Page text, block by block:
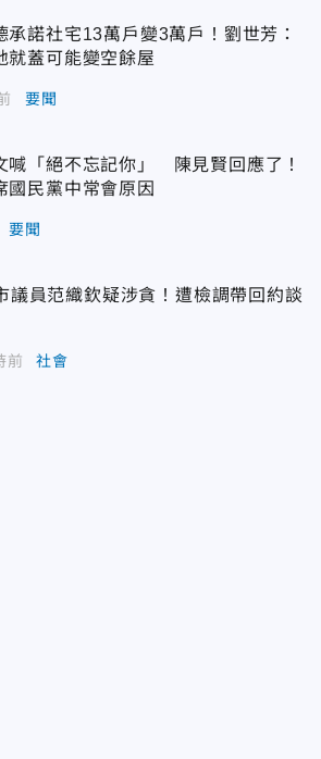
承諾社宅13萬戶變3萬戶！劉世芳：
就蓋可能變空餘屋
要聞
喊「絕不忘記你」 陳見賢回應了！
國民黨中常會原因
要聞
議員范織欽疑涉貪！遭檢調帶回約談
前 社會